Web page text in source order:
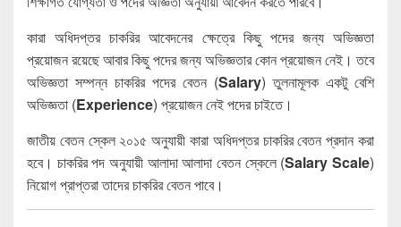
কারা অধিদপ্তর চাকরির আবেদনের ক্ষেত্রে কিছু পদের জন্য অভিজ্ঞতা
প্রয়োজন রয়েছে আবার কিছু পদের জন্য অভিজ্ঞতার কোন প্রয়োজন নেই। তবে
অভিজ্ঞতা সম্পন্ন চাকরির পদের বেতন (Salary) তুলনামূলক একটু বেশি
অভিজ্ঞতা (Experience) প্রয়োজন নেই পদের চাইতে।
জাতীয় বেতন স্কেল ২০১৫ অনুযায়ী কারা অধিদপ্তর চাকরির বেতন প্রদান করা
হবে। চাকরির পদ অনুযায়ী আলাদা আলাদা বেতন স্কেলে (Salary Scale)
নিয়োগ প্রাপ্তরা তাদের চাকরির বেতন পাবে।